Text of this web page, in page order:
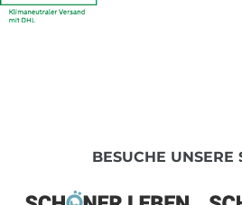
BESUCHE UNSERE